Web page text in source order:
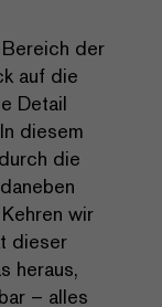
der
auf die
Detail
diesem
die
wir
dieser
heraus,
– alles